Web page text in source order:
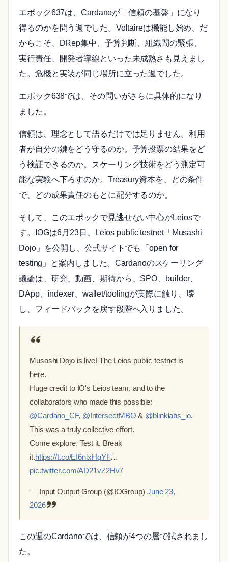
エポック637は、Cardanoが「信頼の基盤」になり
得るのかを問う週でした。Voltaireは機能し始め、だ
からこそ、DRep集中、予算判断、組織間の緊張、
実行責任、開発者導線といった未成熟さも見えまし
た。危機と実装が同じ場所に立った週でした。
エポック638では、その問いがさらに具体的になり
ました。
信頼は、理念として語るだけでは足りません。利用
者が自分の鍵をどう守るのか。予算投票の結果をど
う検証できるのか。スケーリング技術をどう測定可
能な実験へ下ろすのか。Treasury資本を、どの条件
で、どの成果責任のもとに配分するのか。
そして、このエポックで見逃せない中心がLeiosで
す。IOGは6月23日、Leios public testnet「Musashi
Dojo」を公開し、公式サイトでも「open for
testing」と案内しました。Cardanoのスケーリング
議論は、研究、動画、期待から、SPO、builder、
DApp、indexer、wallet/toolingが実際に触り、壊
し、フィードバックを戻す段階へ入りました。
Musashi Dojo is live! The Leios public testnet is
here.
Huge credit to IO's Leios team, and to the
collaborators who made this possible:
@Cardano_CF, @IntersectMBO & @blinklabs_io.
This was a truly collective effort.
Come explore. Test it. Break
it.https://t.co/EI6nlxHqYF…
pic.twitter.com/AD21vZ2Hv7
— Input Output Group (@IOGroup) June 23,
2026
この週のCardanoでは、信頼が4つの層で試されまし
た。